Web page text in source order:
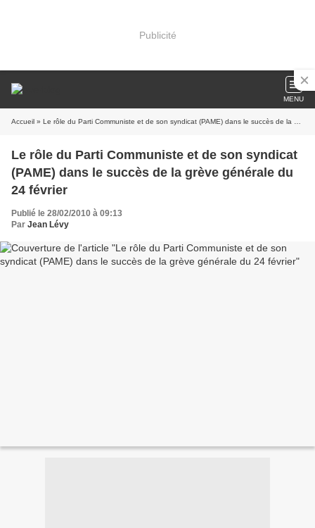
Publicité
MENU
Accueil » Le rôle du Parti Communiste et de son syndicat (PAME) dans le succès de la grève générale du 24 février
Le rôle du Parti Communiste et de son syndicat
(PAME) dans le succès de la grève générale du
24 février
Publié le 28/02/2010 à 09:13
Par Jean Lévy